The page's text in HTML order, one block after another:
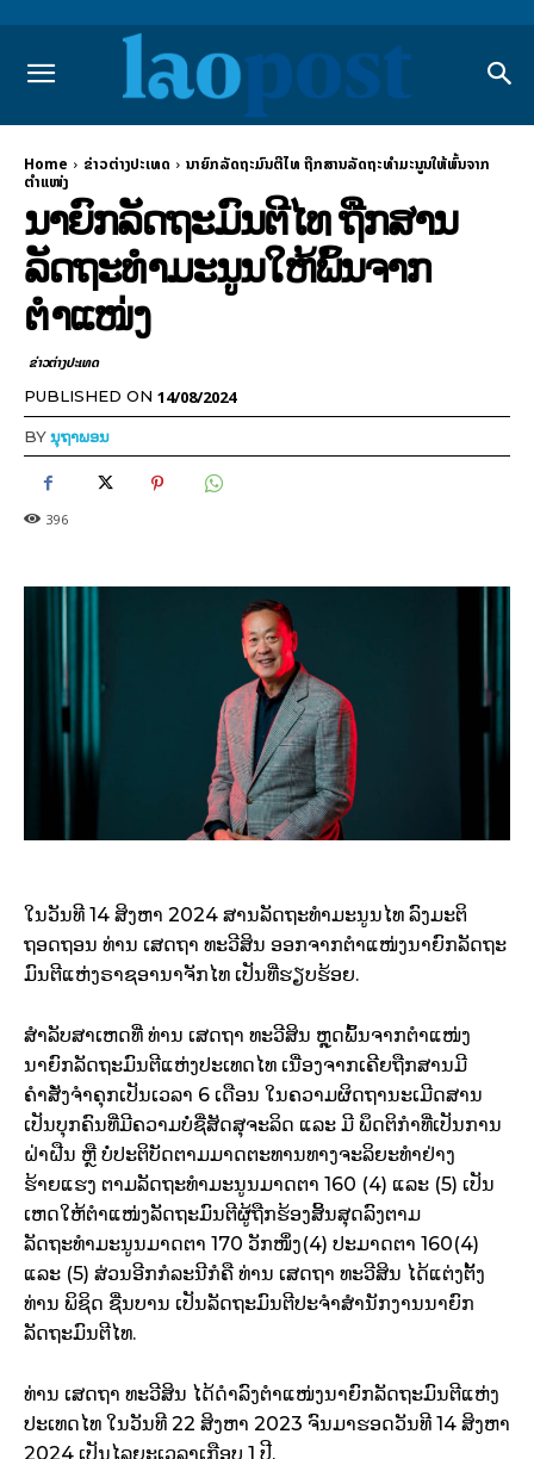
Home ຂ່າວຕ່າງປະເທດ
ນາຍົກລັດຖະມົນຕີໄທ ຖືກສານລັດຖະທຳມະນູນໃຫ້ພົ້ນຈາກ
ຕຳແໜ່ງ
ນາຍົກລັດຖະມົນຕີໄທ ຖືກສານ
ລັດຖະທຳມະນູນໃຫ້ພົ້ນຈາກ
ຕຳແໜ່ງ
ຂ່າວຕ່າງປະເທດ
PUBLISHED ON 14/08/2024
BYນຸຖາພອນ
396
ໃນວັນທີ 14 ສິງຫາ 2024 ສານລັດຖະທຳມະນູນໄທ ລົງມະຕິ
ຖອດຖອນ ທ່ານ ເສດຖາ ທະວີສິນ ອອກຈາກຕຳແໜ່ງນາຍົກລັດຖະ
ມົນຕີແຫ່ງຣາຊອານາຈັກໄທ ເປັນທີ່ຮຽບຮ້ອຍ.
ສຳລັບສາເຫດທີ່ ທ່ານ ເສດຖາ ທະວີສິນ ຫຼຸດພົ້ນຈາກຕຳແໜ່ງ
ນາຍົກລັດຖະມົນຕີແຫ່ງປະເທດໄທ ເນື່ອງຈາກເຄີຍຖືກສານມີ
ຄຳສັ່ງຈຳຄຸກເປັນເວລາ 6 ເດືອນ ໃນຄວາມຜິດຖານະເມີດສານ
ເປັນບຸກຄົນທີ່ມີຄວາມບໍ່ຊື່ສັດສຸຈະລິດ ແລະ ມີ ພຶດຕິກຳທີ່ເປັນການ
ຝ່າຝືນ ຫຼື ບໍ່ປະຕິບັດຕາມມາດຕະທານທາງຈະລິຍະທຳຢ່າງ
ຮ້າຍແຮງ ຕາມລັດຖະທຳມະນູນມາດຕາ 160 (4) ແລະ (5) ເປັນ
ເຫດໃຫ້ຕຳແໜ່ງລັດຖະມົນຕີຜູ້ຖືກຮ້ອງສິ້ນສຸດລົງຕາມ
ລັດຖະທຳມະນູນມາດຕາ 170 ວັກໜຶ່ງ(4) ປະມາດຕາ 160(4)
ແລະ (5) ສ່ວນອີກກໍລະນີກໍຄື ທ່ານ ເສດຖາ ທະວີສິນ ໄດ້ແຕ່ງຕັ້ງ
ທ່ານ ພິຊິດ ຊື່ນບານ ເປັນລັດຖະມົນຕີປະຈຳສຳນັກງານນາຍົກ
ລັດຖະມົນຕີໄທ.
ທ່ານ ເສດຖາ ທະວີສິນ ໄດ້ດຳລົງຕຳແໜ່ງນາຍົກລັດຖະມົນຕີແຫ່ງ
ປະເທດໄທ ໃນວັນທີ 22 ສິງຫາ 2023 ຈົນມາຮອດວັນທີ 14 ສິງຫາ
2024 ເປັນໄລຍະເວລາເກືອບ 1 ປີ.